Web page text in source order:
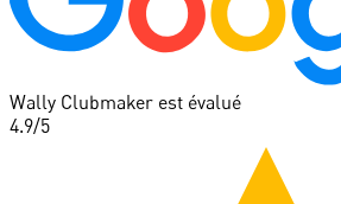
Wally Clubmaker est évalué
4.9/5